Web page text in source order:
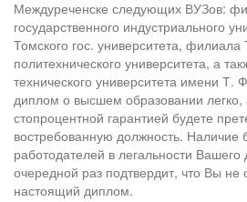
Междуреченске следующих ВУЗов:
государственного индустриального
Томского гос. университета, филиала
политехнического университета, а
технического университета имени Т.
диплом о высшем образовании легко,
стопроцентной гарантией будете
востребованную должность. Наличие
работодателей в легальности Вашего
очередной раз подтвердит, что Вы не
настоящий диплом.